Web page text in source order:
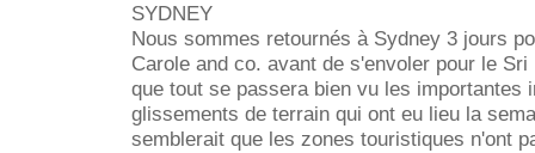
SYDNEY
Nous sommes retournés à Sydney 3 jours
Carole and co. avant de s'envoler pour le
que tout se passera bien vu les importantes
glissements de terrain qui ont eu lieu la
semblerait que les zones touristiques n'ont